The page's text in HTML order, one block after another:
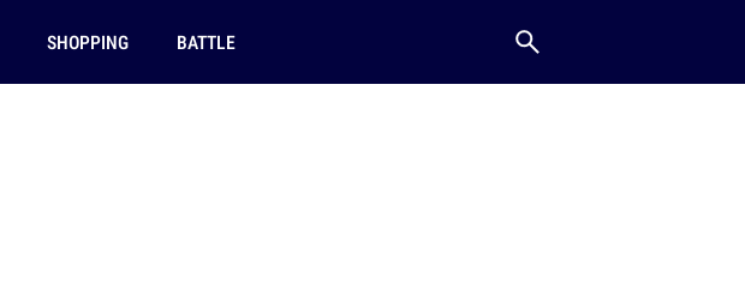
SHOPPING BATTLE